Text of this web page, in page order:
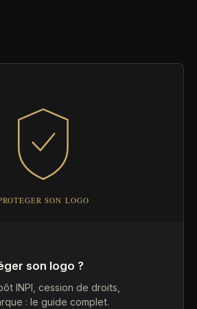
son logo ?
INPI, cession de droits,
: le guide complet.